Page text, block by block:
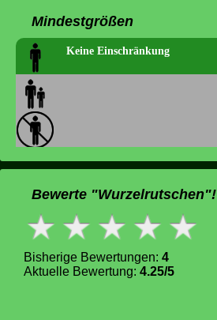
Mindestgrößen
Keine Einschränkung
Bewerte "Wurzelrutschen"!
Bisherige Bewertungen: 4
Aktuelle Bewertung: 4.25/5